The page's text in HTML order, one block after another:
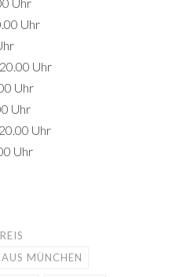
Uhr
Uhr
Uhr
Uhr
Uhr
Uhr
MÜNCHEN